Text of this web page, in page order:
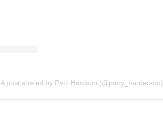
A post shared by Patti Harrison (@party_harderson)